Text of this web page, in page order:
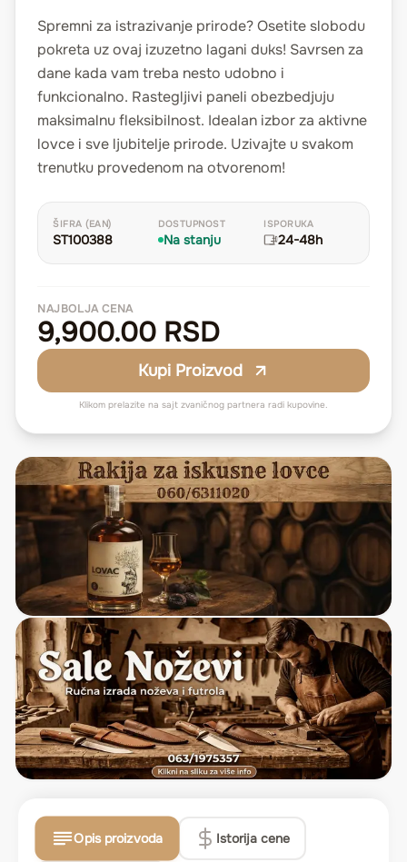
Spremni za istrazivanje prirode? Osetite slobodu
pokreta uz ovaj izuzetno lagani duks! Savrsen za
dane kada vam treba nesto udobno i
funkcionalno. Rastegljivi paneli obezbedjuju
maksimalnu fleksibilnost. Idealan izbor za aktivne
lovce i sve ljubitelje prirode. Uzivajte u svakom
trenutku provedenom na otvorenom!
ŠIFRA (EAN)
ST100388
DOSTUPNOST
Na stanju
ISPORUKA
24-48h
NAJBOLJA CENA
9,900.00 RSD
Kupi Proizvod
Klikom prelazite na sajt zvaničnog partnera radi kupovine.
Opis proizvoda Istorija cene